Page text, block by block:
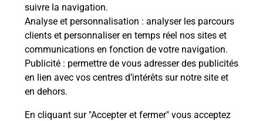
suivre la navigation.
Analyse et personnalisation : analyser les parcours
clients et personnaliser en temps réel nos sites et
communications en fonction de votre navigation.
Publicité : permettre de vous adresser des publicités
en lien avec vos centres d’intérêts sur notre site et
en dehors.
En cliquant sur "Accepter et fermer" vous acceptez
Ouvert 24h/24
En savoir plus